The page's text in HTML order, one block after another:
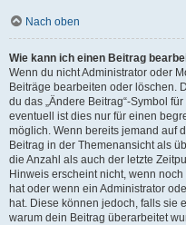
Nach oben
Wie kann ich einen Beitrag
Wenn du nicht Administrator oder
Beiträge bearbeiten oder löschen.
du das „Ändere Beitrag“-Symbol
eventuell ist dies nur für einen
möglich. Wenn bereits jemand auf
Beitrag in der Themenansicht als
die Anzahl als auch der letzte
Hinweis erscheint nicht, wenn
hat oder wenn ein Administrator
hat. Diese können jedoch, falls sie
warum dein Beitrag überarbeitet